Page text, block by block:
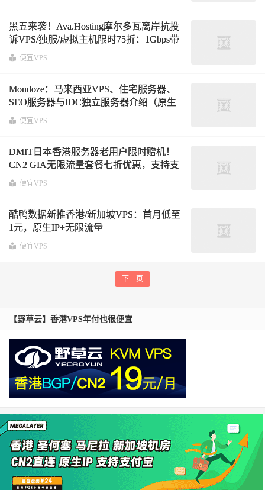
黑五来袭！Ava.Hosting摩尔多瓦离岸抗投
诉VPS/独服/虚拟主机限时75折：1Gbps带
宽不限流量3.75欧元/月，匿名注册+加密
便宜VPS
Mondoze：马来西亚VPS、住宅服务器、
SEO服务器与IDC独立服务器介绍（原生
马来西亚IP、无限流量）
便宜VPS
DMIT日本香港服务器老用户限时赠机！
CN2 GIA无限流量套餐七折优惠，支持支
付宝微信Paypal
便宜VPS
酷鸭数据新推香港/新加坡VPS：首月低至
1元，原生IP+无限流量
便宜VPS
下一页
【野草云】香港VPS年付也很便宜